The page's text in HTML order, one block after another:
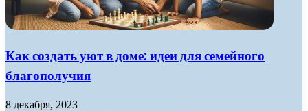
Как создать уют в доме: идеи для семейного
благополучия
8 декабря, 2023